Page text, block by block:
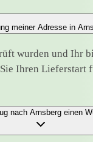
meiner Adresse in
wurden und Ihr
Ihren Lieferstart
nach Arnsberg einen